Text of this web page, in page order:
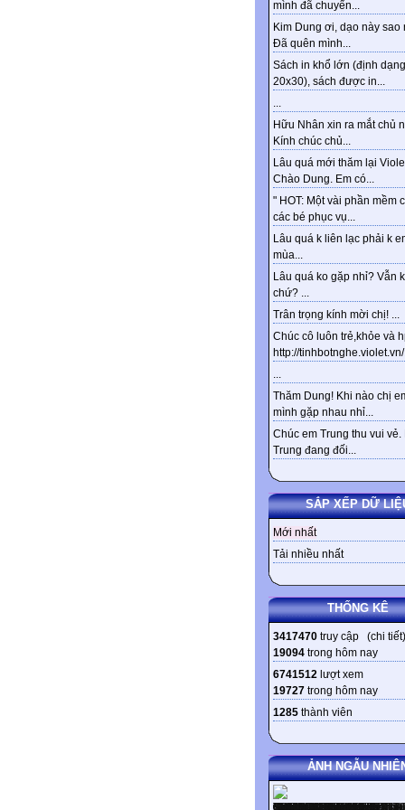
mình đã chuyển...
Kim Dung ơi, dạo này sao
Đã quên mình...
Sách in khổ lớn (định dạng
20x30), sách được in...
...
Hữu Nhân xin ra mắt chủ
Kính chúc chủ...
Lâu quá mới thăm lại
Chào Dung. Em có...
" HOT: Một vài phần mềm
các bé phục vụ...
Lâu quá k liên lạc phải k
mùa...
Lâu quá ko gặp nhỉ? Vẫn
chứ? ...
Trân trọng kính mời chị! ...
Chúc cô luôn trẻ,khỏe và
http://
...
Thăm Dung! Khi nào chị
mình gặp nhau nhỉ...
Chúc em Trung thu vui vẻ.
Trung đang đối...
SẮP XẾP DỮ
Mới nhất
Tải nhiều nhất
THỐNG KÊ
3417470 truy cập (chi tiết)
19094 trong hôm nay
6741512 lượt xem
19727 trong hôm nay
1285 thành viên
ẢNH NGẪU